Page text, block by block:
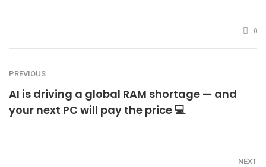
0
PREVIOUS
AI is driving a global RAM shortage — and
your next PC will pay the price 💻
NEXT